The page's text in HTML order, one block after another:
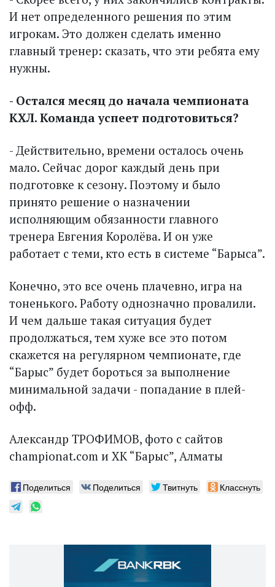
И нет определенного решения по этим
игрокам. Это должен сделать именно
главный тренер: сказать, что эти ребята ему
нужны.
- Остался месяц до начала чемпионата
КХЛ. Команда успеет подготовиться?
- Действительно, времени осталось очень
мало. Сейчас дорог каждый день при
подготовке к сезону. Поэтому и было
принято решение о назначении
исполняющим обязанности главного
тренера Евгения Королёва. И он уже
работает с теми, кто есть в системе “Барыса”.
Конечно, это все очень плачевно, игра на
тоненького. Работу однозначно провалили.
И чем дальше такая ситуация будет
продолжаться, тем хуже все это потом
скажется на регулярном чемпионате, где
“Барыс” будет бороться за выполнение
минимальной задачи - попадание в плей-
офф.
Александр ТРОФИМОВ, фото с сайтов
championat.com и ХК “Барыс”, Алматы
Поделиться Поделиться Твитнуть Класснуть